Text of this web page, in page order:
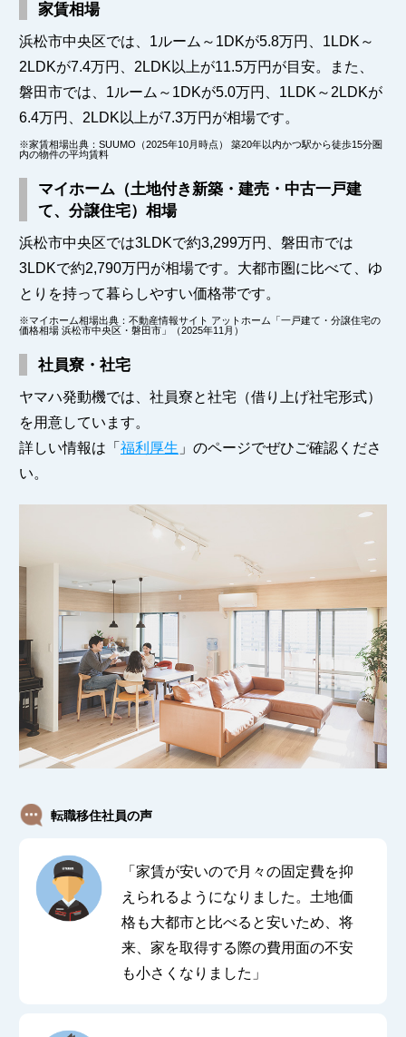
家賃相場
浜松市中央区では、1ルーム～1DKが5.8万円、1LDK～
2LDKが7.4万円、2LDK以上が11.5万円が目安。また、
磐田市では、1ルーム～1DKが5.0万円、1LDK～2LDKが
6.4万円、2LDK以上が7.3万円が相場です。
※家賃相場出典：SUUMO（2025年10月時点） 築20年以内かつ駅から徒歩15分圏
内の物件の平均賃料
マイホーム（土地付き新築・建売・中古一戸建
て、分譲住宅）相場
浜松市中央区では3LDKで約3,299万円、磐田市では
3LDKで約2,790万円が相場です。大都市圏に比べて、ゆ
とりを持って暮らしやすい価格帯です。
※マイホーム相場出典：不動産情報サイト アットホーム「一戸建て・分譲住宅の
価格相場 浜松市中央区・磐田市」（2025年11月）
社員寮・社宅
ヤマハ発動機では、社員寮と社宅（借り上げ社宅形式）
を用意しています。
詳しい情報は「 福利厚生 」のページでぜひご確認くださ
い。
転職移住社員の声
「家賃が安いので月々の固定費を抑
えられるようになりました。土地価
格も大都市と比べると安いため、将
来、家を取得する際の費用面の不安
も小さくなりました」